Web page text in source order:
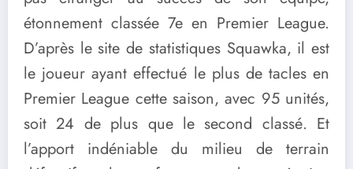
étonnement classée 7e en Premier League.
D’après le site de statistiques Squawka, il est
le joueur ayant effectué le plus de tacles en
Premier League cette saison, avec 95 unités,
soit 24 de plus que le second classé. Et
l’apport indéniable du milieu de terrain